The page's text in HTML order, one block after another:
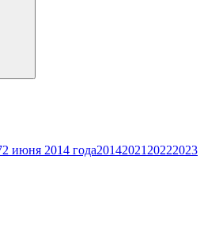
2 июня 2014 года20142021 20222023